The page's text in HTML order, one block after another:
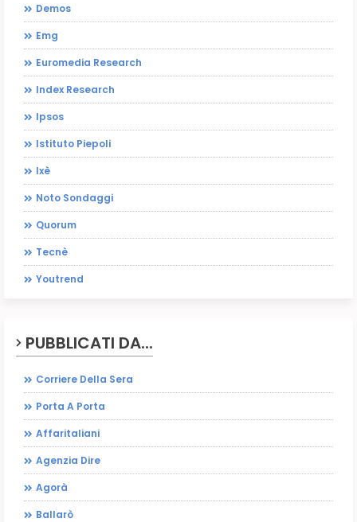
Demos
Emg
Euromedia Research
Index Research
Ipsos
Istituto Piepoli
Ixè
Noto Sondaggi
Quorum
Tecnè
Youtrend
PUBBLICATI DA...
Corriere Della Sera
Porta A Porta
Affaritaliani
Agenzia Dire
Agorà
Ballarò